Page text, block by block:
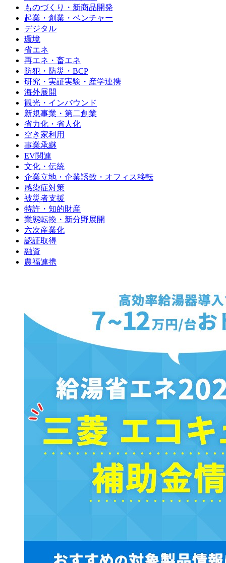
ものづくり・新商品開発
起業・創業・ベンチャー
デジタル
環境
省エネ
再エネ・畜エネ
防犯・防災・BCP
研究・実証実験・産学連携
海外展開
観光・インバウンド
新規事業・第二創業
省力化・省人化
空き家利用
事業承継
EV関連
文化・伝統
企業立地・企業誘致・オフィス移転
感染症対策
被災者支援
特許・知的財産
業態転換・新分野展開
六次産業化
認証取得
融資
農福連携